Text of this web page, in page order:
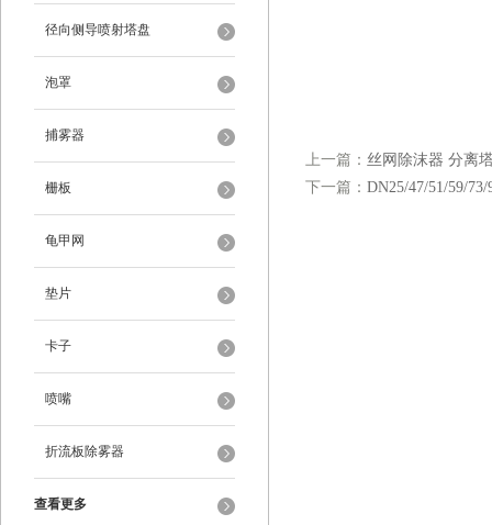
径向侧导喷射塔盘
泡罩
捕雾器
栅板
龟甲网
垫片
卡子
喷嘴
折流板除雾器
查看更多
上一篇： 丝网除沫器 分离
下一篇： DN25/47/51/59/